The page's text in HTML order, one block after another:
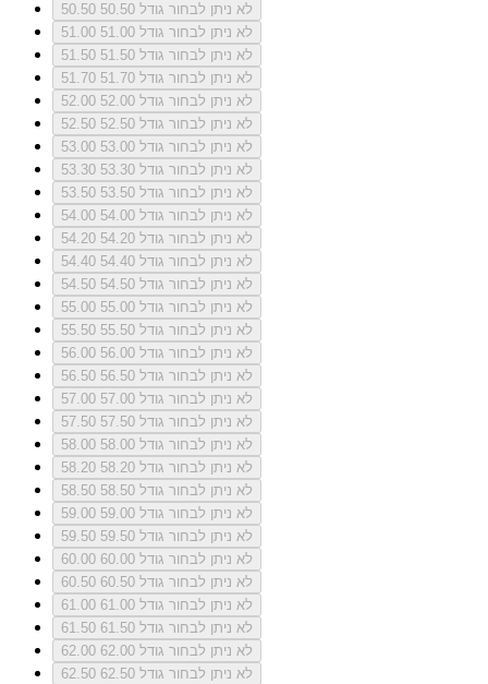
50.50
לא ניתן לבחור גודל 50.50
51.00
לא ניתן לבחור גודל 51.00
51.50
לא ניתן לבחור גודל 51.50
51.70
לא ניתן לבחור גודל 51.70
52.00
לא ניתן לבחור גודל 52.00
52.50
לא ניתן לבחור גודל 52.50
53.00
לא ניתן לבחור גודל 53.00
53.30
לא ניתן לבחור גודל 53.30
53.50
לא ניתן לבחור גודל 53.50
54.00
לא ניתן לבחור גודל 54.00
54.20
לא ניתן לבחור גודל 54.20
54.40
לא ניתן לבחור גודל 54.40
54.50
לא ניתן לבחור גודל 54.50
55.00
לא ניתן לבחור גודל 55.00
55.50
לא ניתן לבחור גודל 55.50
56.00
לא ניתן לבחור גודל 56.00
56.50
לא ניתן לבחור גודל 56.50
57.00
לא ניתן לבחור גודל 57.00
57.50
לא ניתן לבחור גודל 57.50
58.00
לא ניתן לבחור גודל 58.00
58.20
לא ניתן לבחור גודל 58.20
58.50
לא ניתן לבחור גודל 58.50
59.00
לא ניתן לבחור גודל 59.00
59.50
לא ניתן לבחור גודל 59.50
60.00
לא ניתן לבחור גודל 60.00
60.50
לא ניתן לבחור גודל 60.50
61.00
לא ניתן לבחור גודל 61.00
61.50
לא ניתן לבחור גודל 61.50
62.00
לא ניתן לבחור גודל 62.00
62.50
לא ניתן לבחור גודל 62.50